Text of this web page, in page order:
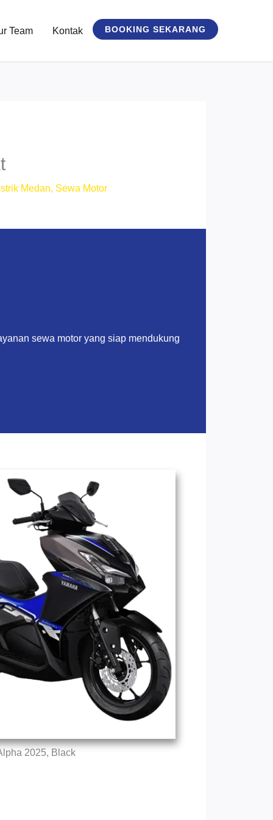
Team Kontak BOOKING SEKARANG
Medan, Sewa Motor
sewa motor yang siap mendukung
2025, Black